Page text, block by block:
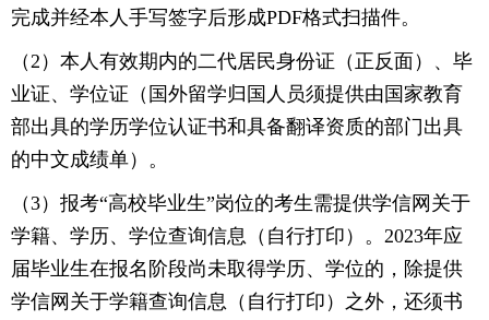
完成并经本人手写签字后形成PDF格式扫描件。
（2）本人有效期内的二代居民身份证（正反面）、毕
业证、学位证（国外留学归国人员须提供由国家教育
部出具的学历学位认证书和具备翻译资质的部门出具
的中文成绩单）。
（3）报考“高校毕业生”岗位的考生需提供学信网关于
学籍、学历、学位查询信息（自行打印）。2023年应
届毕业生在报名阶段尚未取得学历、学位的，除提供
学信网关于学籍查询信息（自行打印）之外，还须书